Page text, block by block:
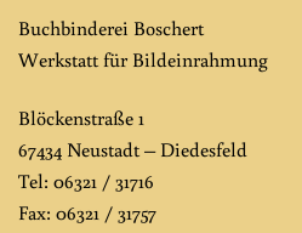
Buchbinderei Boschert
Werkstatt für Bildeinrahmung
Blöckenstraße 1
67434 Neustadt – Diedesfeld
Tel: 06321 / 31716
Fax: 06321 / 31757